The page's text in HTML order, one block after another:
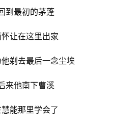
到最初的茅蓬
让在这里出家
剃去最后一念尘埃
来他南下曹溪
能那里学会了